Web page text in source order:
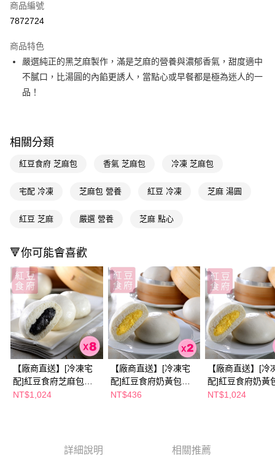
信用卡一次付款
Apple Pay
街口支付
AFTEE先享後付
相關說明
AFTEE先享後付是「在收到商品之後才付款」的支付方式。 讓您購物簡單
２．便利：只要手機號碼，簡訊認證，即可結帳。
【「AFTEE先享後付」結帳流程】
１．於結帳方式選擇「AFTEE先享後付」後，將跳轉至「AFTEE先享後付」
結帳頁面，進行簡訊認證並確認金額後，即可完成結帳。
２．訂單成立數日內，您將收到繳費通知簡訊。
３．收到繳費通知簡訊後14天內，點擊此簡訊中的連結，可透過四大超商／
ATM／網路銀行／等多元方式進行付款，方視為交易完成。
※ 請注意：結帳手續完成當下不需立刻繳費，但若您需要取消訂單，請聯絡
購買商品的店家。未經商家同意取消之訂單仍視為有效，需透過AFTEE先享
後付繳納相關費用。
※ 交易是否成功請以「AFTEE先享後付 」之結帳頁面顯示為準，若有關於
是否繳費成功／繳費後需取消欲退款等相關疑問，請聯繫「AFTEE先享後付
客戶支援中心」https://netprotections.freshdesk.com/support/home
【注意事項】
２．關於個人資料處理事宜，請瀏覽以下網址：
https://aftee.tw/terms/#terms3
運送方式
宅配(本島免運)
商品編號
7872724
商品特色
嚴選純正的黑芝麻製作，滿是芝麻的營養與濃郁香氣，甜度適中
不膩口，比湯圓的內餡更誘人，當點心或早餐都是極為迷人的一
品！
相關分類
紅豆食府 芝麻包 香氣 芝麻包 冷凍 芝麻包
宅配 冷凍 芝麻包 營養 紅豆 冷凍 芝麻 湯圓
紅豆 芝麻 嚴選 營養 芝麻 點心
🔻你可能會喜歡
【廠商直送】[冷凍宅
配]紅豆食府芝麻包
360g/包， 共8包
NT$1,024
【廠商直送】[冷凍宅
配]紅豆食府奶黃包
300g/包， 共2包
NT$436
【廠商直送】[冷
配]紅豆食府奶黃
300g/包， 共8包
NT$1,024
詳細說明 相關推薦